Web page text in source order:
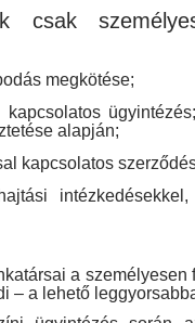
csak
megkötése;
kapcsolatos
alapján;
kapcsolatos
a személyesen
– a lehető